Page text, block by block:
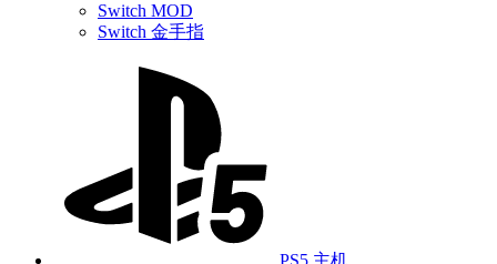
Switch MOD
Switch 金手指